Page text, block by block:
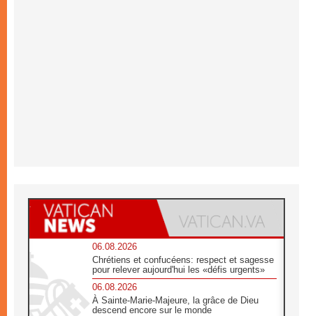
06.08.2026
Chrétiens et confucéens: respect et sagesse
pour relever aujourd'hui les «défis urgents»
06.08.2026
À Sainte-Marie-Majeure, la grâce de Dieu
descend encore sur le monde